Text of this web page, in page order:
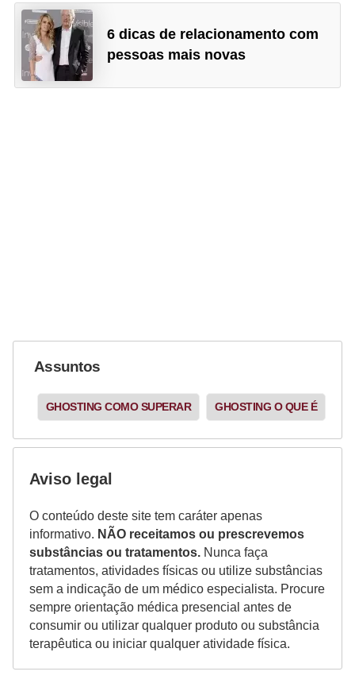
6 dicas de relacionamento com
pessoas mais novas
Assuntos
GHOSTING COMO SUPERAR GHOSTING O QUE É
Aviso legal
O conteúdo deste site tem caráter apenas
informativo. NÃO receitamos ou prescrevemos
substâncias ou tratamentos. Nunca faça
tratamentos, atividades físicas ou utilize substâncias
sem a indicação de um médico especialista. Procure
sempre orientação médica presencial antes de
consumir ou utilizar qualquer produto ou substância
terapêutica ou iniciar qualquer atividade física.